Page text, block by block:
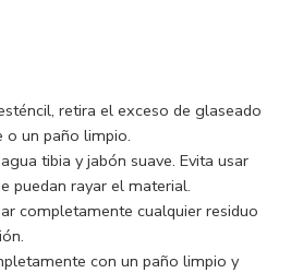
retira el exceso de glaseado
o un paño limpio.
tibia y jabón suave.Evita usar
puedan rayar el material.
completamente cualquier residuo
con un paño limpio y